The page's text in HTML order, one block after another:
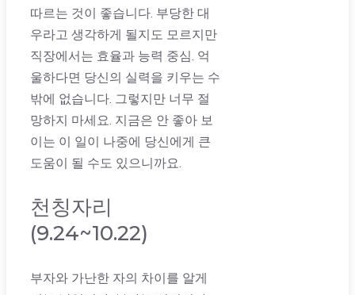
따르는 것이 좋습니다. 부당한 대
우라고 생각하게 될지도 모르지만
직장에서는 효율과 능력 중심. 억
울하다면 당신의 실력을 키우는 수
밖에 없습니다. 그렇지만 너무 절
망하지 마세요. 지금은 안 좋아 보
이는 이 일이 나중에 당신에게 큰
도움이 될 수도 있으니까요.
천칭자리
(9.24~10.22)
부자와 가난한 자의 차이를 알게